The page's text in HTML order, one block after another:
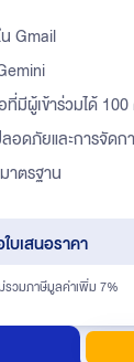
Gmail
ที่มีผู้เข้าร่วมได้
อดภัยและการจัดก
าตรฐาน
บเสนอราคา
รวมภาษีมูลค่าเพิ่ม 7%